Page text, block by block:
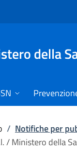
della
/ Notifiche per
/ Ministero della